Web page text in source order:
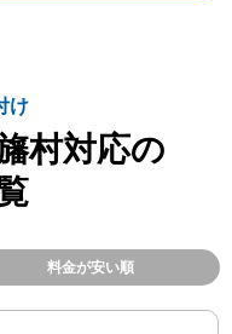
け
村対応の
料金が安い順